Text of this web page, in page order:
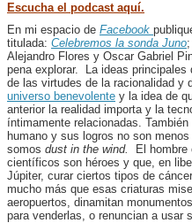
Escucha el podcast aquí.
En mi espacio de Facebook
titulada: Celebremos la sonda Juno
Alejandro Flores y Oscar Gabriel
pena explorar. La ideas
de las virtudes de la racionalidad y
universo benevolente y la idea de
anterior la realidad importa y la
íntimamente relacionadas.
humano y sus logros no son
somos dust in the wind.
El hombre
científicos son héroes y que, en
Júpiter, curar ciertos tipos de
mucho más que esas criaturas
aeropuertos, dinamitan
para venderlas, o renuncian a